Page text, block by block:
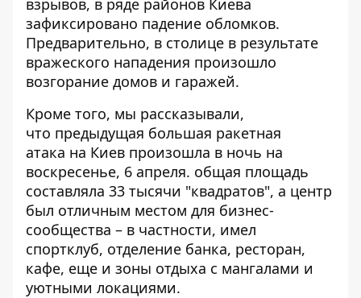
взрывов, в ряде районов Киева
зафиксировано падение обломков.
Предварительно, в столице в результате
вражеского нападения произошло
возгорание домов и гаражей.
Кроме того, мы рассказывали,
что предыдущая большая ракетная
атака на Киев произошла в ночь на
воскресенье, 6 апреля. общая площадь
составляла 33 тысячи "квадратов", а центр
был отличным местом для бизнес-
сообщества – в частности, имел
спортклуб, отделение банка, ресторан,
кафе, еще и зоны отдыха с мангалами и
уютными локациями.